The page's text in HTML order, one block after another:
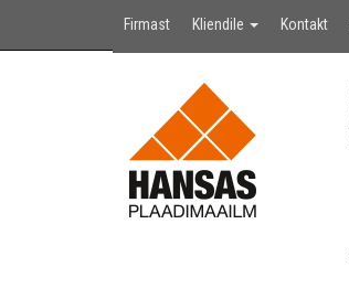
Firmast Kliendile Kontakt